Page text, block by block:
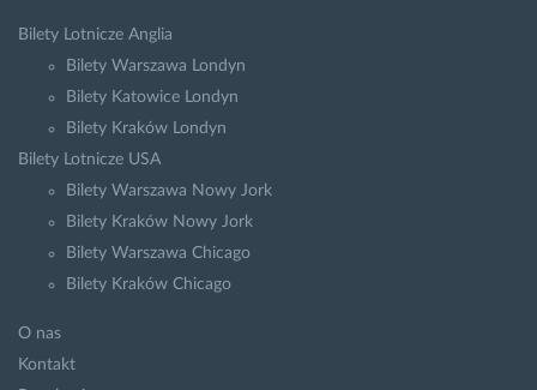
Bilety Lotnicze Anglia
Bilety Warszawa Londyn
Bilety Katowice Londyn
Bilety Kraków Londyn
Bilety Lotnicze USA
Bilety Warszawa Nowy Jork
Bilety Kraków Nowy Jork
Bilety Warszawa Chicago
Bilety Kraków Chicago
O nas
Kontakt